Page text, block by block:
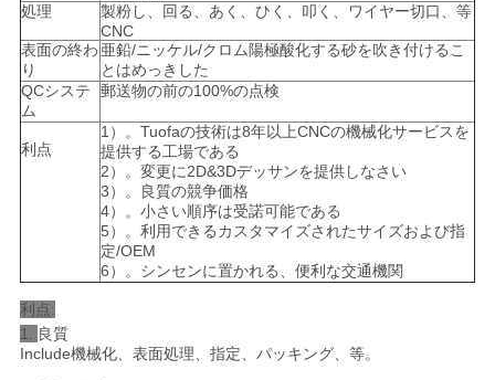
処理
製粉し、回る、あく、ひく、叩く、ワイヤー切口、等
CNC
表面の終わ
り
亜鉛/ニッケル/クロム陽極酸化する砂を吹き付けるこ
とはめっきした
QCシステ
ム
郵送物の前の100%の点検
利点
1）。Tuofaの技術は8年以上CNCの機械化サービスを
提供する工場である
2）。変更に2D&3Dデッサンを提供しなさい
3）。良質の競争価格
4）。小さい順序は受諾可能である
5）。利用できるカスタマイズされたサイズおよび指
定/OEM
6）。シンセンに置かれる、便利な交通機関
利点:
1.
良質
Include機械化、表面処理、指定、パッキング、等。